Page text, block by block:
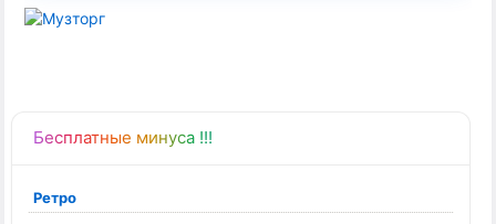
Бесплатные минуса !!!
Ретро